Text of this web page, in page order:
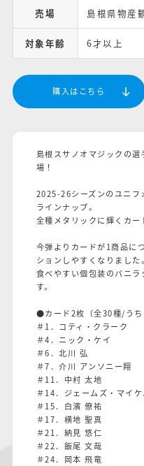
売場 島根県物産
対象年齢 6才以上
購入はこちら
島根スサノオマジックの
場！
2025-26シーズンのユニフ
ラインナップ。
全種メタリックに輝くカー
今弾よりカードが1商品に
ションしやすくなりました。
食べやすい個包装のバニ
す。
●カード2枚（全30種/うち
＃1．コティ・クラーク
＃4．ニック・ケイ
＃6．北川 弘
＃7．介川 アンソニー翔
＃11．中村 太地
＃14．ジェームズ・マイ
＃15．白濱 僚祐
＃17．横地 聖真
＃21．納見 悠仁
＃22．飯尾 文哉
＃24．岡本 飛竜